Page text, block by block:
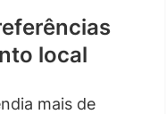
local
mais de